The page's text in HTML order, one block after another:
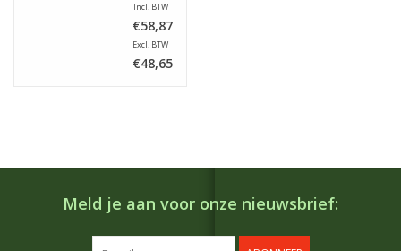
Incl. BTW
€58,87
Excl. BTW
€48,65
Meld je aan voor onze nieuwsbrief: